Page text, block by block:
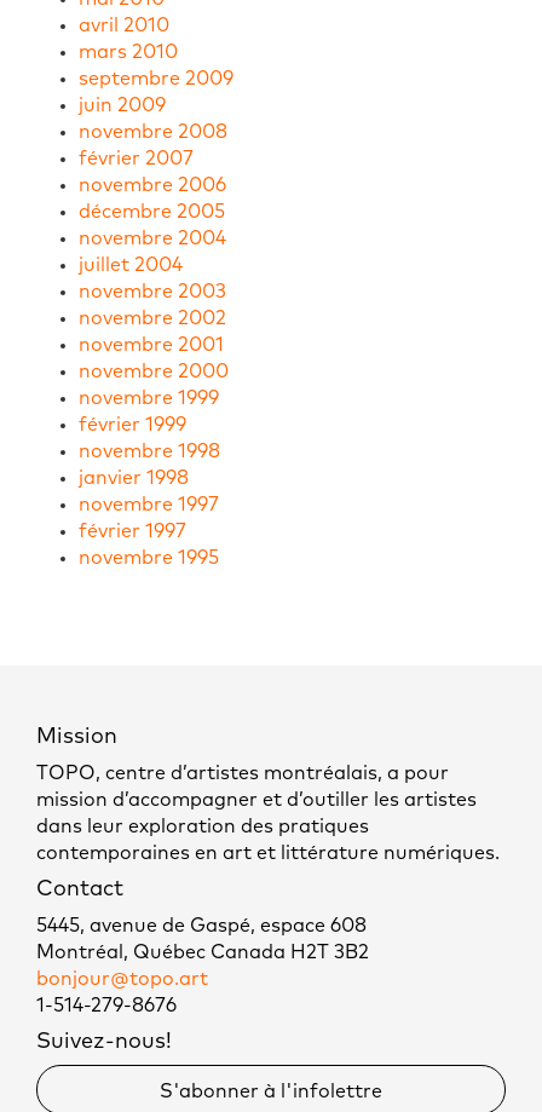
avril 2010
mars 2010
septembre 2009
juin 2009
novembre 2008
février 2007
novembre 2006
décembre 2005
novembre 2004
juillet 2004
novembre 2003
novembre 2002
novembre 2001
novembre 2000
novembre 1999
février 1999
novembre 1998
janvier 1998
novembre 1997
février 1997
novembre 1995
Mission
TOPO, centre d’artistes montréalais, a pour
mission d’accompagner et d’outiller les artistes
dans leur exploration des pratiques
contemporaines en art et littérature numériques.
Contact
5445, avenue de Gaspé, espace 608
Montréal, Québec Canada H2T 3B2
bonjour@topo.art
1-514-279-8676
Suivez-nous!
S'abonner à l'infolettre